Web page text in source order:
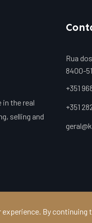
the real
selling and
Rua
8400-
+351
+351
By
20540